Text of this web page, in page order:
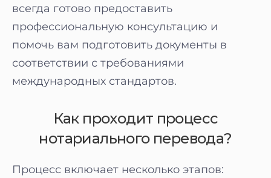
всегда готово предоставить
профессиональную консультацию и
помочь вам подготовить документы в
соответствии с требованиями
международных стандартов.
Как проходит процесс
нотариального перевода?
Процесс включает несколько этапов: